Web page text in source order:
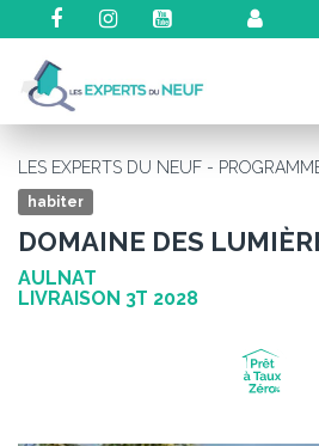
LES EXPERTS DU NEUF -
habiter
DOMAINE DES
AULNAT
LIVRAISON 3T 2028